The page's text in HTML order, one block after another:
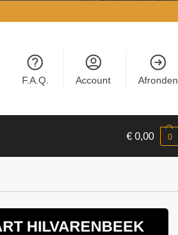
F.A.Q. Account Afronden
€ 0,00 0
HILVARENBEEK